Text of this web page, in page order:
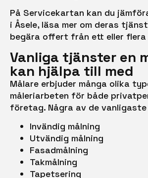
På Servicekartan kan du
i Åsele, läsa mer om deras
begära offert från ett eller
Vanliga tjänster en
kan hjälpa till med
Målare erbjuder många olika
måleriarbeten för både
företag. Några av de
Invändig målning
Utvändig målning
Fasadmålning
Takmålning
Tapetsering